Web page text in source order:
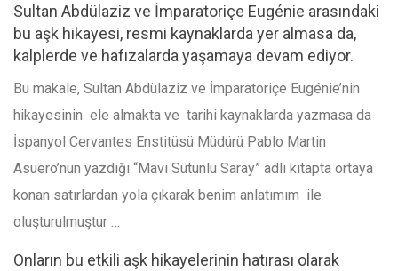
Sultan Abdülaziz ve İmparatoriçe Eugénie arasındaki
bu aşk hikayesi, resmi kaynaklarda yer almasa da,
kalplerde ve hafızalarda yaşamaya devam ediyor.
Bu makale, Sultan Abdülaziz ve İmparatoriçe Eugénie’nin
hikayesinin ele almakta ve tarihi kaynaklarda yazmasa da
İspanyol Cervantes Enstitüsü Müdürü Pablo Martin
Asuero’nun yazdığı “Mavi Sütunlu Saray” adlı kitapta ortaya
konan satırlardan yola çıkarak benim anlatımım ile
oluşturulmuştur …
Onların bu etkili aşk hikayelerinin hatırası olarak